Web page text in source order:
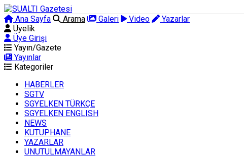
Ana Sayfa Arama Galeri Video
Yazarlar
Üyelik
Üye Girişi
Yayın/Gazete
Yayınlar
Kategoriler
HABERLER
SGTV
SGYELKEN TÜRKÇE
SGYELKEN ENGLISH
NEWS
KUTUPHANE
YAZARLAR
UNUTULMAYANLAR